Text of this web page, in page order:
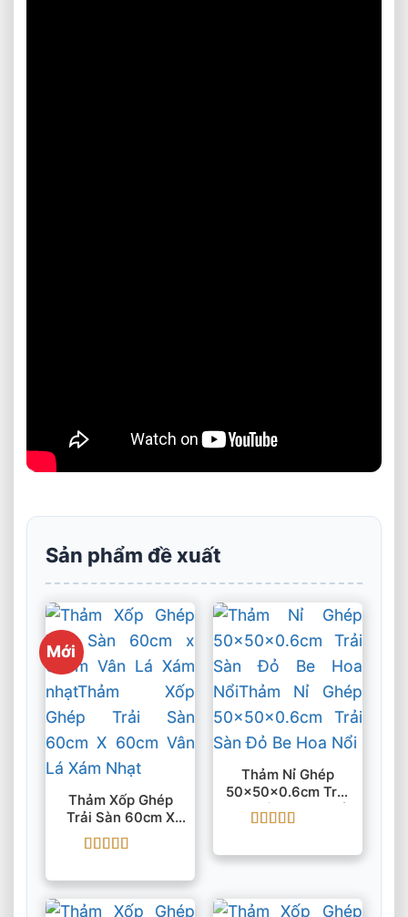
Sản phẩm đề xuất
Mới
Thảm Xốp Ghép
Trải Sàn 60cm X
60cm Vân Lá Xám
Nhạt
hạng55 sao
Thảm Nỉ Ghép
50x50x0.6cm Trải
Sàn Đỏ Be Hoa Nổi
hạng55 sao